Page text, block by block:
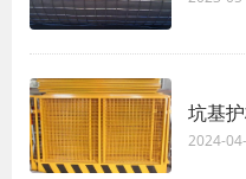
坑基
2024-